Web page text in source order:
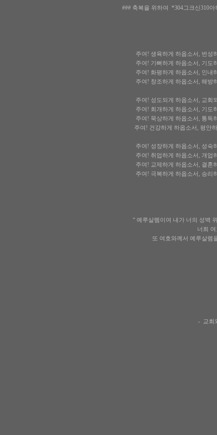
### 축복을 위하여 *304그크신310아
주여! 생육하게 하옵소서, 번성
주여! 기뻐하게 하옵소서, 기도
주여! 화평하게 하옵소서, 인내
주여! 창조하게 하옵소서, 해방
주여! 성도되게 하옵소서, 교회
주여! 회개하게 하옵소서, 기도
주여! 묵상하게 하옵소서, 통독
주여! 건강하게 하옵소서, 평안
주여! 성장하게 하옵소서, 성숙
주여! 취업하게 하옵소서, 개업
주여! 교제하게 하옵소서, 결혼
주여! 극복하게 하옵소서, 승리
“ 예루살렘이여 내가 너의 성벽
너희
또 여호와께서 예루살렘
- 교회